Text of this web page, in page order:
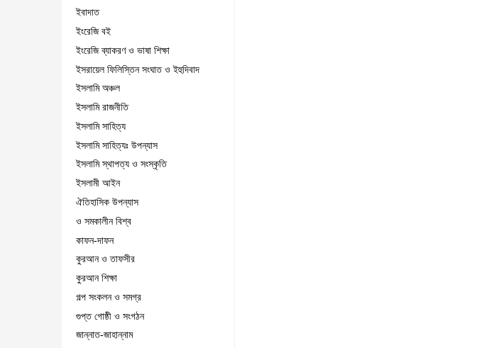
ইবাদাত
ইংরেজি বই
ইংরেজি ব্যাকরণ ও ভাষা শিক্ষা
ইসরায়েল ফিলিস্তিন সংঘাত ও ইহুদিবাদ
ইসলামি অঞ্চল
ইসলামি রাজনীতি
ইসলামি সাহিত্য
ইসলামি সাহিত্যঃ উপন্যাস
ইসলামি স্থাপত্য ও সংস্কৃতি
ইসলামী আইন
ঐতিহাসিক উপন্যাস
ও সমকালীন বিশ্ব
কাফন-দাফন
কুরআন ও তাফসীর
কুরআন শিক্ষা
গল্প সংকলন ও সমগ্র
গুপ্ত গোষ্ঠী ও সংগঠন
জান্নাত-জাহান্নাম